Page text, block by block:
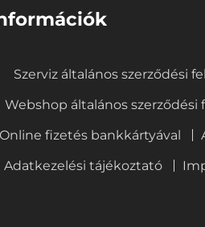
Szerviz általános szerződési
Webshop általános szerződési
Online fizetés bankkártyával
Adatkezelési tájékoztató